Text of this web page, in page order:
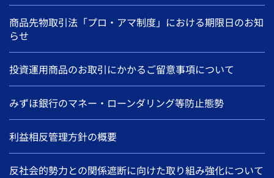
商品先物取引法「プロ・アマ制度」における期限日のお知
らせ
投資運用商品のお取引にかかるご留意事項について
みずほ銀行のマネー・ローンダリング等防止態勢
利益相反管理方針の概要
反社会的勢力との関係遮断に向けた取り組み強化について